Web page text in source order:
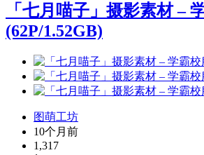
「七月喵子」摄影素材 –
(62P/1.52GB)
图萌工坊
10个月前
1,317